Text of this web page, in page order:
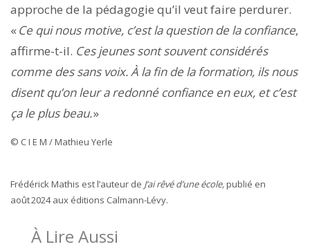
approche de la pédagogie qu’il veut faire perdurer.
« Ce qui nous motive, c’est la question de la confiance,
affirme-t-il. Ces jeunes sont souvent considérés
comme des sans voix. À la fin de la formation, ils nous
disent qu’on leur a redonné confiance en eux, et c’est
ça le plus beau.»
© C I E M / Mathieu Yerle
Frédérick Mathis est l’auteur de J’ai rêvé d’une école,publié en
août 2024 aux éditions Calmann-Lévy.
À Lire Aussi